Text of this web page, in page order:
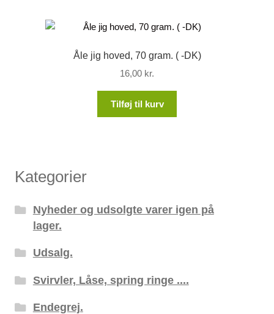
Åle jig hoved, 70 gram. ( -DK)
16,00 kr.
Tilføj til kurv
Kategorier
Nyheder og udsolgte varer igen på
lager.
Udsalg.
Svirvler, Låse, spring ringe ....
Endegrej.